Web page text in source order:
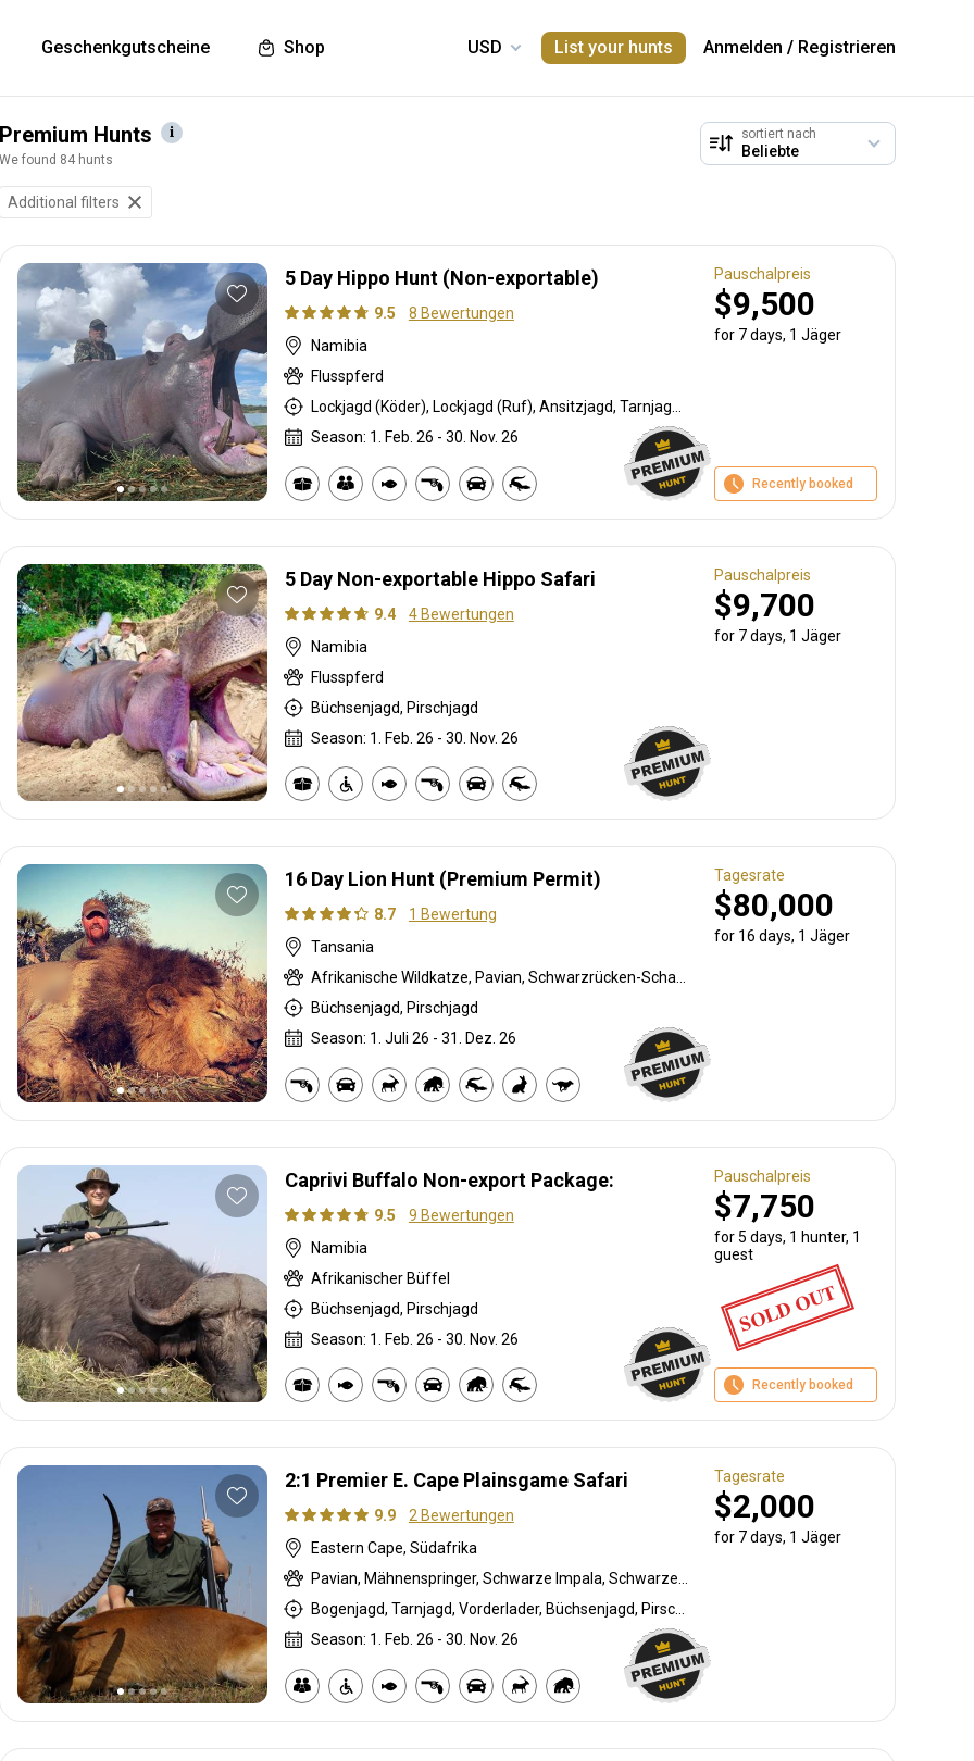
Geschenkgutscheine Shop List your hunts Anmelden / Registrieren
Premium Hunts
We found 84 hunts
sortiert nach
Additional filters
5 Day Hippo Hunt (Non-exportable)
9.5
8 Bewertungen
Namibia
Flusspferd
Season: 1. Feb. 26 - 30. Nov. 26
Pauschalpreis
$9,500
for 7 days, 1 Jäger
Recently booked
5 Day Non-exportable Hippo Safari
9.4
4 Bewertungen
Namibia
Flusspferd
Büchsenjagd, Pirschjagd
Season: 1. Feb. 26 - 30. Nov. 26
Pauschalpreis
$9,700
for 7 days, 1 Jäger
16 Day Lion Hunt (Premium Permit)
8.7
1 Bewertung
Tansania
Büchsenjagd, Pirschjagd
Season: 1. Juli 26 - 31. Dez. 26
Tagesrate
$80,000
for 16 days, 1 Jäger
Caprivi Buffalo Non-export Package:
9.5
9 Bewertungen
Namibia
Afrikanischer Büffel
Büchsenjagd, Pirschjagd
Season: 1. Feb. 26 - 30. Nov. 26
SOLD OUT
Pauschalpreis
$7,750
for 5 days, 1 hunter, 1
guest
Recently booked
2:1 Premier E. Cape Plainsgame Safari
9.9
2 Bewertungen
Eastern Cape, Südafrika
Bogenjagd, Tarnjagd, Vorderlader, Büchsenjagd, Pirschjagd
Season: 1. Feb. 26 - 30. Nov. 26
Tagesrate
$2,000
for 7 days, 1 Jäger